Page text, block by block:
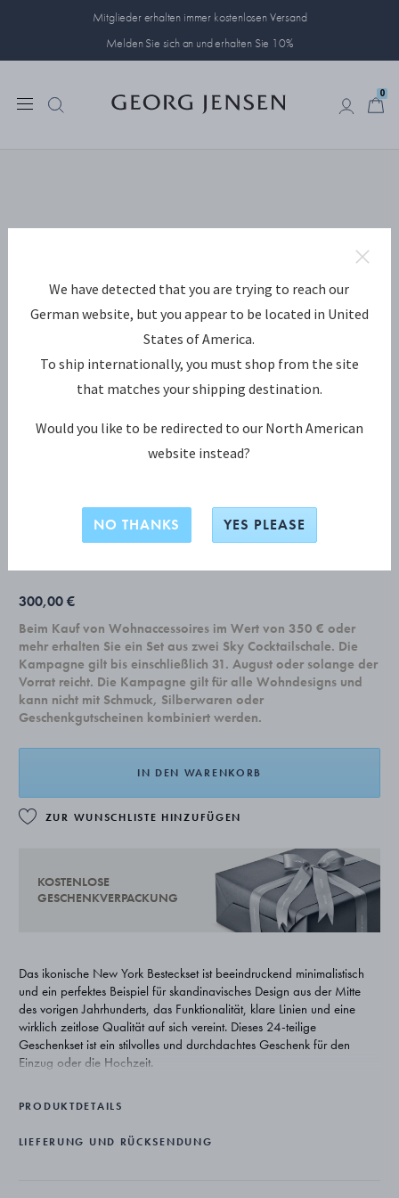
Mitglieder erhalten immer kostenlosen Versand
Melden Sie sich an und erhalten Sie 10%
0
NEW YORK KOLLEKTION
017, 033)
300,00 €
Beim Kauf von Wohnaccessoires im Wert von 350 € oder
mehr erhalten Sie ein Set aus zwei Sky Cocktailschale. Die
Kampagne gilt bis einschließlich 31. August oder solange der
Vorrat reicht. Die Kampagne gilt für alle Wohndesigns und
kann nicht mit Schmuck, Silberwaren oder
Geschenkgutscheinen kombiniert werden.
IN DEN WARENKORB
ZUR WUNSCHLISTE HINZUFÜGEN
KOSTENLOSE
GESCHENKVERPACKUNG
Das ikonische New York Besteckset ist beeindruckend minimalistisch
und ein perfektes Beispiel für skandinavisches Design aus der Mitte
des vorigen Jahrhunderts, das Funktionalität, klare Linien und eine
wirklich zeitlose Qualität auf sich vereint. Dieses 24-teilige
Geschenkset ist ein stilvolles und durchdachtes Geschenk für den
Einzug oder die Hochzeit.
und Funktion immer zusammen im selben Produkt existieren sollten.
Sein 1963 designtes New York Besteck mit einer reduzierten Optik,
die bis heute noch modern aussieht, ist ein gutes Beispiel für dieses
PRODUKTDETAILS
LIEFERUNG UND RÜCKSENDUNG
We have detected that you are trying to reach our
German website, but you appear to be located in United
States of America.
To ship internationally, you must shop from the site
that matches your shipping destination.
Would you like to be redirected to our North American
website instead?
NO THANKS YES PLEASE